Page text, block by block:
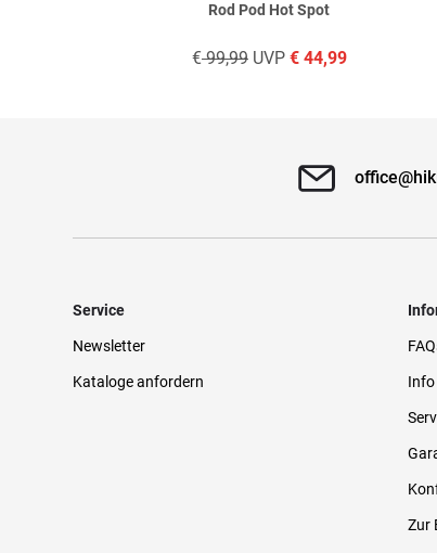
Rod Pod Hot Spot
€99,99UVP €44,99
Service
Newsletter
Kataloge anfordern Info
Zur